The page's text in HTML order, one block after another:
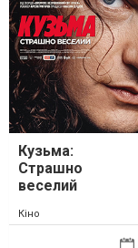
Кузьма:
Страшно
веселий
Кіно